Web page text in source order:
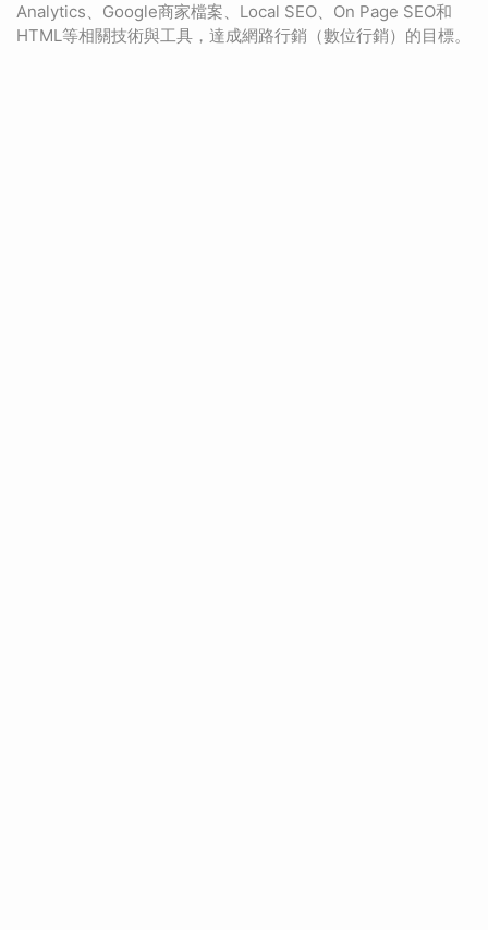
Analytics、Google商家檔案、Local SEO、On Page SEO和
HTML等相關技術與工具，達成網路行銷（數位行銷）的目標。